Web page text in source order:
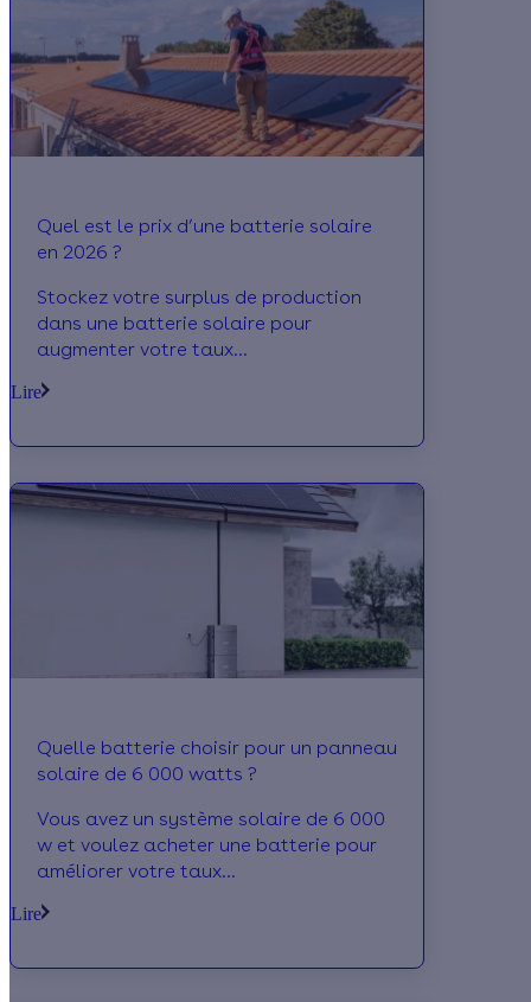
Quel est le prix d’une batterie solaire
en 2026 ?
Stockez votre surplus de production
dans une batterie solaire pour
augmenter votre taux
explique tout sur la batterie solaire.
Lire
Quelle batterie choisir pour un panneau
solaire de 6 000 watts ?
Vous avez un système solaire de 6 000
w et voulez acheter une batterie pour
améliorer votre taux
dans votre choix !
Lire